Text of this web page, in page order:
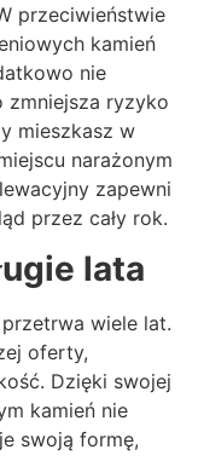
przeciwieństwie
kamień
nie
zmniejsza ryzyko
mieszkasz w
narażonym
zapewni
przez cały rok.
lata
wiele lat.
oferty,
Dzięki swojej
kamień nie
swoją formę,